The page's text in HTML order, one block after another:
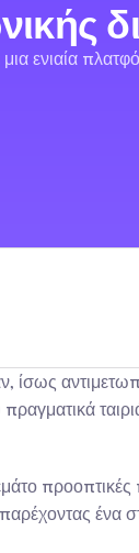
προοπτικές
ένα
ενιαία